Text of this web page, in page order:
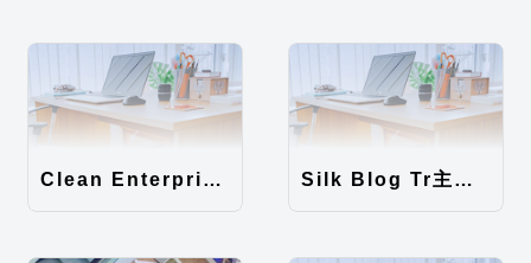
Clean Enterprise主题汉化包 Silk Blog Tr主题汉化包